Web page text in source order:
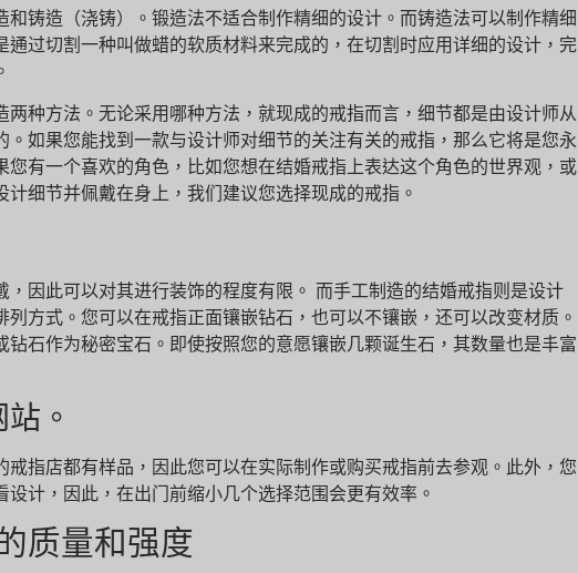
和铸造（浇铸）。锻造法不适合制作精细的设计。而铸造法可以制作精细
通过切割一种叫做蜡的软质材料来完成的，在切割时应用详细的设计，完
两种方法。无论采用哪种方法，就现成的戒指而言，细节都是由设计师从
。如果您能找到一款与设计师对细节的关注有关的戒指，那么它将是您永
您有一个喜欢的角色，比如您想在结婚戒指上表达这个角色的世界观，或
细节并佩戴在身上，我们建议您选择现成的戒指。
，因此可以对其进行装饰的程度有限。 而手工制造的结婚戒指则是设计
列方式。您可以在戒指正面镶嵌钻石，也可以不镶嵌，还可以改变材质。
钻石作为秘密宝石。即使按照您的意愿镶嵌几颗诞生石，其数量也是丰富
。
戒指店都有样品，因此您可以在实际制作或购买戒指前去参观。此外，您
计，因此，在出门前缩小几个选择范围会更有效率。
质量和强度